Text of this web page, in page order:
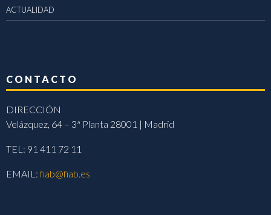
ACTUALIDAD
CONTACTO
DIRECCIÓN
Velázquez, 64 – 3ª Planta 28001 | Madrid
TEL: 91 411 72 11
EMAIL:fiab@fiab.es